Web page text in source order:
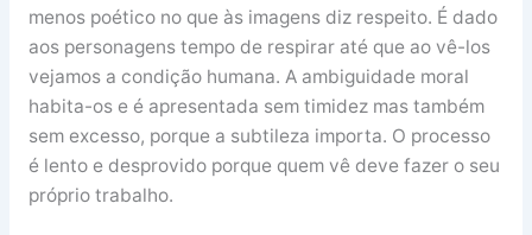
menos poético no que às imagens diz respeito. É dado
aos personagens tempo de respirar até que ao vê-los
vejamos a condição humana. A ambiguidade moral
habita-os e é apresentada sem timidez mas também
sem excesso, porque a subtileza importa. O processo
é lento e desprovido porque quem vê deve fazer o seu
próprio trabalho.